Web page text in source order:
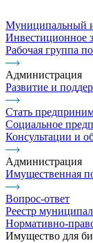
Муниципальный
Инвестиционное
Рабочая группа
Администрация
Развитие и
Стать
Социальное
Консультации и
Администрация
Имущественная
Вопрос-ответ
Реестр
Нормативно-
Имущество для